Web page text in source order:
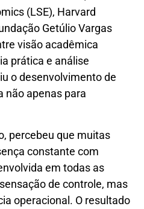
(LSE), Harvard
Getúlio Vargas
visão acadêmica
prática e análise
o desenvolvimento de
não apenas para
percebeu que muitas
constante com
em todas as
de controle, mas
operacional. O resultado